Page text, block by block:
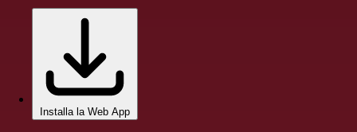
Installa la Web App